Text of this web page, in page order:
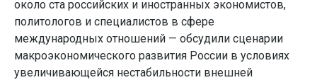
около ста российских и иностранных экономистов,
политологов и специалистов в сфере
международных отношений — обсудили сценарии
макроэкономического развития России в условиях
увеличивающейся нестабильности внешней